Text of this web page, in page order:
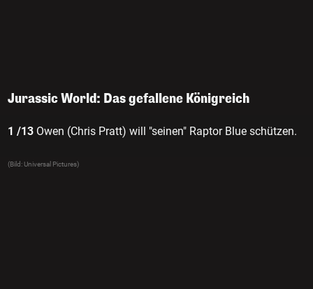
Jurassic World: Das gefallene Königreich
1 /13 Owen (Chris Pratt) will "seinen" Raptor Blue schützen.
(Bild: Universal Pictures)